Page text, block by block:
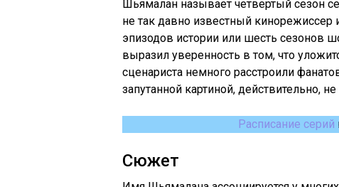
Шьямалан называет четвертый сезон
не так давно известный кинорежиссер
эпизодов истории или шесть сезонов
выразил уверенность в том, что
сценариста немного расстроили
запутанной картиной, действительно, не
Расписание серий
Сюжет